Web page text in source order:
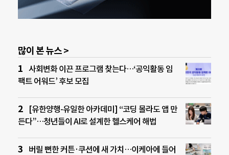
많이 본 뉴스 >
사회변화 이끈 프로그램 찾는다…‘공익활동 임
팩트 어워드’ 후보 모집
[유한양행-유일한 아카데미] “코딩 몰라도 앱 만
든다”…청년들이 AI로 설계한 헬스케어 해법
버릴 뻔한 커튼·쿠션에 새 가치…이케아에 들어